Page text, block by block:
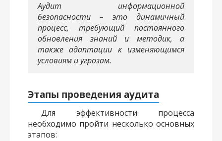
Аудит информационной
безопасности – это динамичный
процесс, требующий постоянного
обновления знаний и методик, а
также адаптации к изменяющимся
условиям и угрозам.
Этапы проведения аудита
Для эффективности процесса
необходимо пройти несколько основных
этапов: